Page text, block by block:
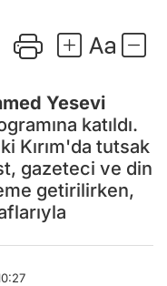
Yesevi
katıldı.
Kırım'da tutsak
gazeteci ve din
getirilirken,